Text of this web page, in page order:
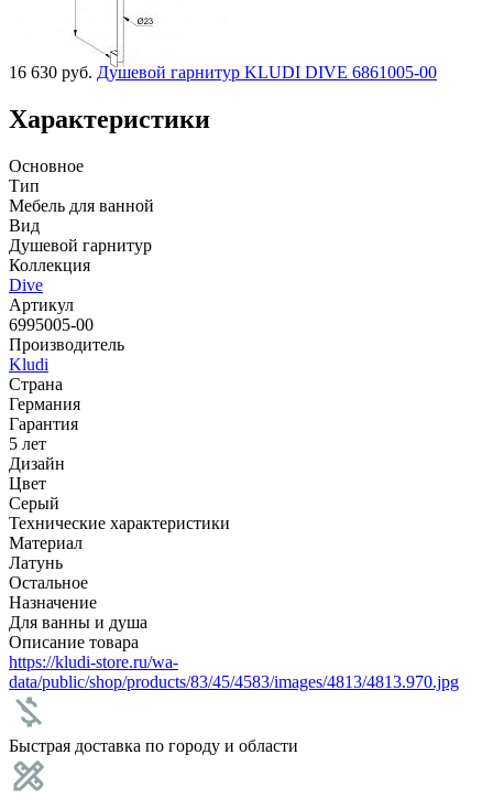
16 630 руб. Душевой гарнитур KLUDI DIVE 6861005-00
Характеристики
Основное
Тип
Мебель для ванной
Вид
Душевой гарнитур
Коллекция
Dive
Артикул
6995005-00
Производитель
Kludi
Страна
Германия
Гарантия
5 лет
Дизайн
Цвет
Серый
Технические характеристики
Материал
Латунь
Остальное
Назначение
Для ванны и душа
Описание товара
https://kludi-store.ru/wa-
data/public/shop/products/83/45/4583/images/4813/4813.970.jpg
Быстрая доставка по городу и области